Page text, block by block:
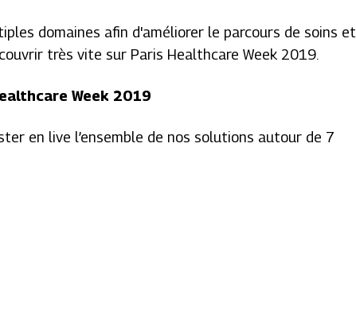
domaines afin d'améliorer le parcours de soins et
très vite sur Paris Healthcare Week 2019.
Week 2019
en live l’ensemble de nos solutions autour de 7